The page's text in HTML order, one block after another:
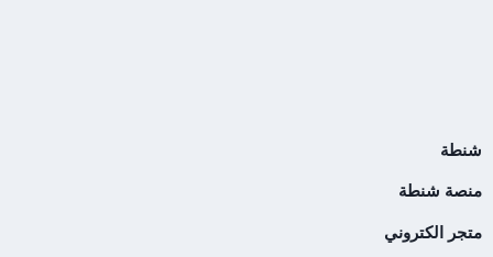
شنطة
منصة شنطة
متجر الكتروني